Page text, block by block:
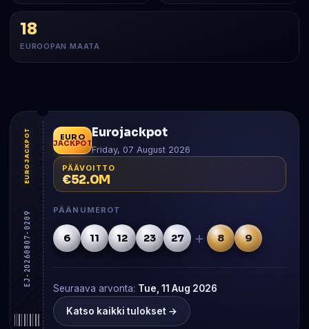
18
EUROOPAN MAATA
EUROJACKPOT
EJ-20260807-0209
EURO
JACKPOT
Eurojackpot
Friday, 07 August 2026
PÄÄVOITTO
€52.0M
PÄÄNUMEROT
6 11 12 23 27 + 8 9
Seuraava arvonta: Tue, 11 Aug 2026
Katso kaikki tulokset →